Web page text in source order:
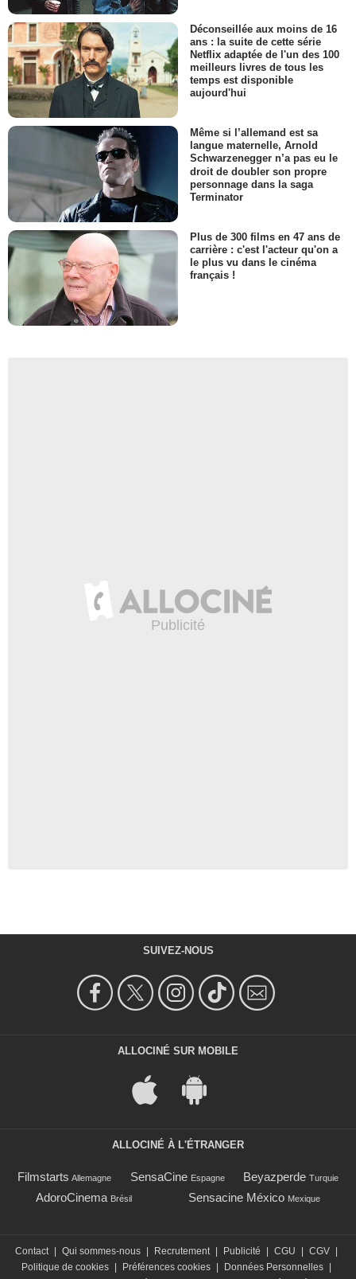
Déconseillée aux moins de 16
ans : la suite de cette série
Netflix adaptée de l'un des 100
meilleurs livres de tous les
temps est disponible
aujourd'hui
Même si l’allemand est sa
langue maternelle, Arnold
Schwarzenegger n’a pas eu le
droit de doubler son propre
personnage dans la saga
Terminator
Plus de 300 films en 47 ans de
carrière : c'est l'acteur qu'on a
le plus vu dans le cinéma
français !
SUIVEZ-NOUS
ALLOCINÉ SUR MOBILE
ALLOCINÉ À L'ÉTRANGER
Filmstarts Allemagne SensaCine Espagne Beyazperde Turquie
AdoroCinema Brésil Sensacine México Mexique
Contact Qui sommes-nous Recrutement Publicité CGU CGV
Politique de cookies
Préférences cookies Données Personnelles